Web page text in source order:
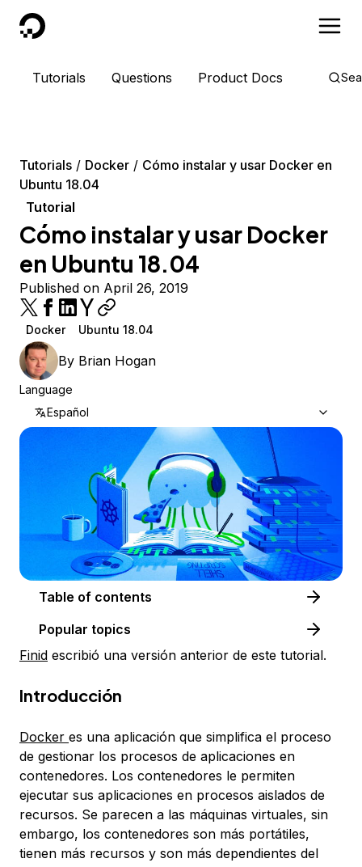
DigitalOcean
Tutorials Questions Product Docs
Tutorials Docker
Cómo instalar y usar Docker en
Ubuntu 18.04
Tutorial
Cómo instalar y usar Docker
en Ubuntu 18.04
Published on April 26, 2019
Docker Ubuntu 18.04
By Brian Hogan
Language
Español
Table of contents
Popular topics
Finid escribió una versión anterior de este tutorial.
Introducción
Docker es una aplicación que simplifica el proceso
de gestionar los procesos de aplicaciones en
contenedores. Los contenedores le permiten
ejecutar sus aplicaciones en procesos aislados de
recursos. Se parecen a las máquinas virtuales, sin
embargo, los contenedores son más portátiles,
tienen más recursos y son más dependientes del